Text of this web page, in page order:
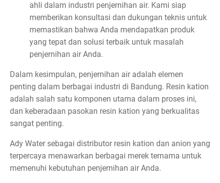
ahli dalam industri penjernihan air. Kami siap
memberikan konsultasi dan dukungan teknis untuk
memastikan bahwa Anda mendapatkan produk
yang tepat dan solusi terbaik untuk masalah
penjernihan air Anda.
Dalam kesimpulan, penjernihan air adalah elemen
penting dalam berbagai industri di Bandung. Resin kation
adalah salah satu komponen utama dalam proses ini,
dan keberadaan pasokan resin kation yang berkualitas
sangat penting.
Ady Water sebagai distributor resin kation dan anion yang
terpercaya menawarkan berbagai merek ternama untuk
memenuhi kebutuhan penjernihan air Anda.